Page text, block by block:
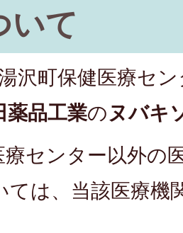
いて
沢町保健医療セ
薬品工業の ヌバキ
療センター以外の
ては、当該医療機